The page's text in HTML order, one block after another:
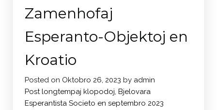
Zamenhofaj
Esperanto-Objektoj en
Kroatio
Posted on Oktobro 26, 2023 by admin
Post longtempaj klopodoj, Bjelovara
Esperantista Societo en septembro 2023